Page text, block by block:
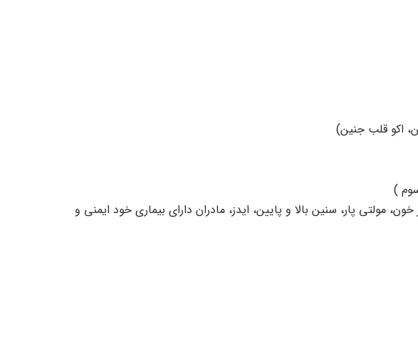
اکو قلب جنین)
)
مولتی پار، سنین بالا و پایین، ایدز، مادران دارای بیماری خود ایمنی و